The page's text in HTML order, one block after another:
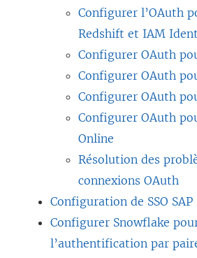
Configurer l’OAuth
Redshift et IAM
Configurer OAuth
Configurer OAuth
Configurer OAuth
Configurer OAuth
Online
Résolution des
connexions OAuth
Configuration de SSO SAP
Configurer Snowflake
l’authentification par